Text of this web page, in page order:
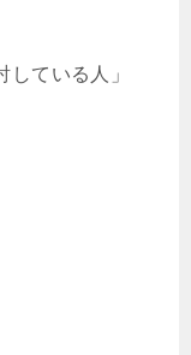
ている人」